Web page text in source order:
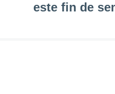
este fin de